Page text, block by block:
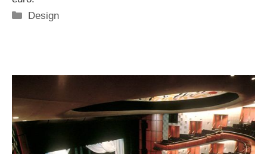
Categorie
Design